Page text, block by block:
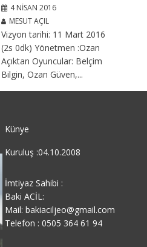
4 NISAN 2016
MESUT AÇIL
Vizyon tarihi: 11 Mart 2016
(2s 0dk) Yönetmen :Ozan
Açıktan Oyuncular: Belçim
Bilgin, Ozan Güven,...
Künye
Kuruluş :04.10.2008
İmtiyaz Sahibi :
Baki ACİL:
Mail: bakiaciljeo@gmail.com
Telefon : 0505 364 61 94